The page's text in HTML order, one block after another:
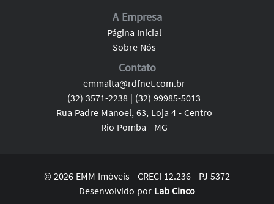
A Empresa
Página Inicial
Sobre Nós
Contato
emmalta@rdfnet.com.br
(32) 3571-2238 | (32) 99985-5013
Rua Padre Manoel, 63, Loja 4 - Centro
Rio Pomba - MG
© 2026 EMM Imóveis - CRECI 12.236 - PJ 5372
Desenvolvido por Lab Cinco